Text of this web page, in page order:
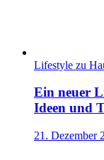
Lifestyle zu
Ein neuer
Ideen und
21. Dezember